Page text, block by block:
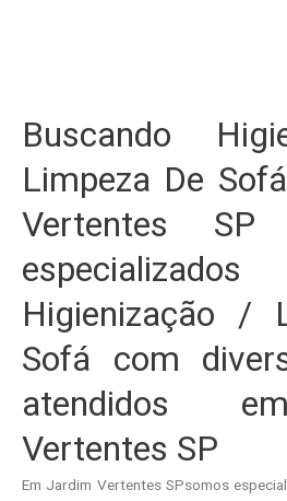
Buscando
Limpeza De
Vertentes
Higienização /
Sofá com
atendidos
Vertentes SP
Em Jardim Vertentes SPsomos